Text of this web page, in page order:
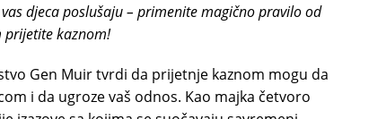
djeca poslušaju – primenite magično pravilo od
prijetite kaznom!
Gen Muir tvrdi da prijetnje kaznom mogu da
i da ugroze vaš odnos. Kao majka četvoro